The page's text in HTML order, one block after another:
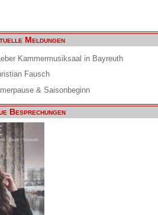
Meldungen
Kammermusiksaal in Bayreuth
Fausch
& Saisonbeginn
Besprechungen